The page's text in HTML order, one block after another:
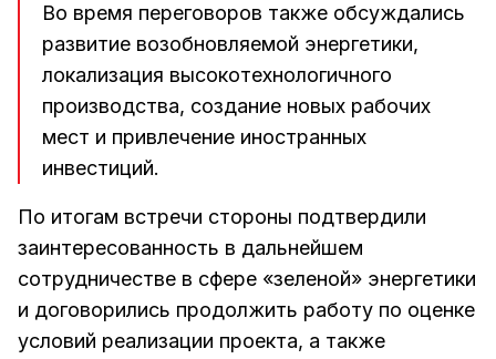
Во время переговоров также обсуждались
развитие возобновляемой энергетики,
локализация высокотехнологичного
производства, создание новых рабочих
мест и привлечение иностранных
инвестиций.
По итогам встречи стороны подтвердили
заинтересованность в дальнейшем
сотрудничестве в сфере «зеленой» энергетики
и договорились продолжить работу по оценке
условий реализации проекта, а также